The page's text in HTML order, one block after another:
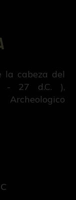
la cabeza del
- 27 d.C. ),